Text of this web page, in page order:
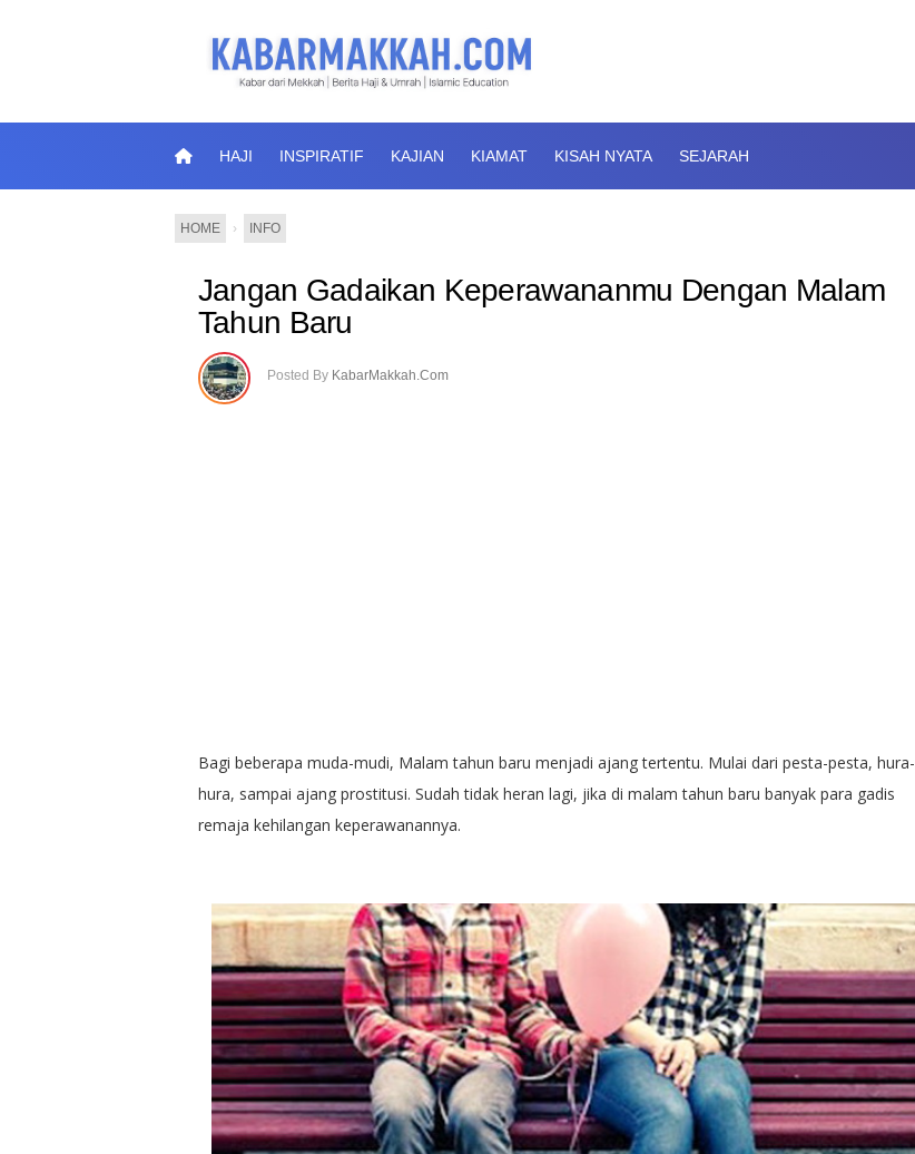
HAJI INSPIRATIF KAJIAN KIAMAT KISAH NYATA SEJARAH
HOME › INFO
Jangan Gadaikan Keperawananmu Dengan Malam
Tahun Baru
Posted By KabarMakkah.Com
Bagi beberapa muda-mudi, Malam tahun baru menjadi ajang tertentu. Mulai dari pesta-pesta, hura-
hura, sampai ajang prostitusi. Sudah tidak heran lagi, jika di malam tahun baru banyak para gadis
remaja kehilangan keperawanannya.